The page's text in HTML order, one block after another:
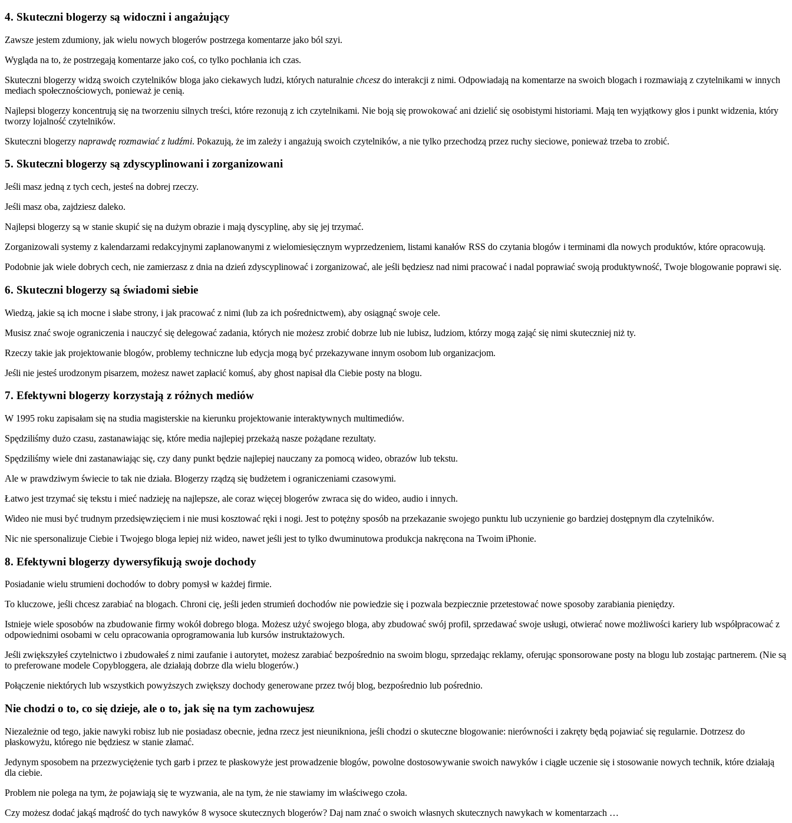
4. Skuteczni blogerzy są widoczni i angażujący
Zawsze jestem zdumiony, jak wielu nowych blogerów postrzega komentarze jako ból szyi.
Wygląda na to, że postrzegają komentarze jako coś, co tylko pochłania ich czas.
Skuteczni blogerzy widzą swoich czytelników bloga jako ciekawych ludzi, których naturalnie chcesz do interakcji z nimi. Odpowiadają na komentarze na swoich blogach i rozmawiają z czytelnikami w innych
mediach społecznościowych, ponieważ je cenią.
Najlepsi blogerzy koncentrują się na tworzeniu silnych treści, które rezonują z ich czytelnikami. Nie boją się prowokować ani dzielić się osobistymi historiami. Mają ten wyjątkowy głos i punkt widzenia, który
tworzy lojalność czytelników.
Skuteczni blogerzy naprawdę rozmawiać z ludźmi. Pokazują, że im zależy i angażują swoich czytelników, a nie tylko przechodzą przez ruchy sieciowe, ponieważ trzeba to zrobić.
5. Skuteczni blogerzy są zdyscyplinowani i zorganizowani
Jeśli masz jedną z tych cech, jesteś na dobrej rzeczy.
Jeśli masz oba, zajdziesz daleko.
Najlepsi blogerzy są w stanie skupić się na dużym obrazie i mają dyscyplinę, aby się jej trzymać.
Zorganizowali systemy z kalendarzami redakcyjnymi zaplanowanymi z wielomiesięcznym wyprzedzeniem, listami kanałów RSS do czytania blogów i terminami dla nowych produktów, które opracowują.
Podobnie jak wiele dobrych cech, nie zamierzasz z dnia na dzień zdyscyplinować i zorganizować, ale jeśli będziesz nad nimi pracować i nadal poprawiać swoją produktywność, Twoje blogowanie poprawi się.
6. Skuteczni blogerzy są świadomi siebie
Wiedzą, jakie są ich mocne i słabe strony, i jak pracować z nimi (lub za ich pośrednictwem), aby osiągnąć swoje cele.
Musisz znać swoje ograniczenia i nauczyć się delegować zadania, których nie możesz zrobić dobrze lub nie lubisz, ludziom, którzy mogą zająć się nimi skuteczniej niż ty.
Rzeczy takie jak projektowanie blogów, problemy techniczne lub edycja mogą być przekazywane innym osobom lub organizacjom.
Jeśli nie jesteś urodzonym pisarzem, możesz nawet zapłacić komuś, aby ghost napisał dla Ciebie posty na blogu.
7. Efektywni blogerzy korzystają z różnych mediów
W 1995 roku zapisałam się na studia magisterskie na kierunku projektowanie interaktywnych multimediów.
Spędziliśmy dużo czasu, zastanawiając się, które media najlepiej przekażą nasze pożądane rezultaty.
Spędziliśmy wiele dni zastanawiając się, czy dany punkt będzie najlepiej nauczany za pomocą wideo, obrazów lub tekstu.
Ale w prawdziwym świecie to tak nie działa. Blogerzy rządzą się budżetem i ograniczeniami czasowymi.
Łatwo jest trzymać się tekstu i mieć nadzieję na najlepsze, ale coraz więcej blogerów zwraca się do wideo, audio i innych.
Wideo nie musi być trudnym przedsięwzięciem i nie musi kosztować ręki i nogi. Jest to potężny sposób na przekazanie swojego punktu lub uczynienie go bardziej dostępnym dla czytelników.
Nic nie spersonalizuje Ciebie i Twojego bloga lepiej niż wideo, nawet jeśli jest to tylko dwuminutowa produkcja nakręcona na Twoim iPhonie.
8. Efektywni blogerzy dywersyfikują swoje dochody
Posiadanie wielu strumieni dochodów to dobry pomysł w każdej firmie.
To kluczowe, jeśli chcesz zarabiać na blogach. Chroni cię, jeśli jeden strumień dochodów nie powiedzie się i pozwala bezpiecznie przetestować nowe sposoby zarabiania pieniędzy.
Istnieje wiele sposobów na zbudowanie firmy wokół dobrego bloga. Możesz użyć swojego bloga, aby zbudować swój profil, sprzedawać swoje usługi, otwierać nowe możliwości kariery lub współpracować z
odpowiednimi osobami w celu opracowania oprogramowania lub kursów instruktażowych.
Jeśli zwiększyłeś czytelnictwo i zbudowałeś z nimi zaufanie i autorytet, możesz zarabiać bezpośrednio na swoim blogu, sprzedając reklamy, oferując sponsorowane posty na blogu lub zostając partnerem. (Nie są
to preferowane modele Copybloggera, ale działają dobrze dla wielu blogerów.)
Połączenie niektórych lub wszystkich powyższych zwiększy dochody generowane przez twój blog, bezpośrednio lub pośrednio.
Nie chodzi o to, co się dzieje, ale o to, jak się na tym zachowujesz
Niezależnie od tego, jakie nawyki robisz lub nie posiadasz obecnie, jedna rzecz jest nieunikniona, jeśli chodzi o skuteczne blogowanie: nierówności i zakręty będą pojawiać się regularnie. Dotrzesz do
płaskowyżu, którego nie będziesz w stanie złamać.
Jedynym sposobem na przezwyciężenie tych garb i przez te płaskowyże jest prowadzenie blogów, powolne dostosowywanie swoich nawyków i ciągłe uczenie się i stosowanie nowych technik, które działają
dla ciebie.
Problem nie polega na tym, że pojawiają się te wyzwania, ale na tym, że nie stawiamy im właściwego czoła.
Czy możesz dodać jakąś mądrość do tych nawyków 8 wysoce skutecznych blogerów? Daj nam znać o swoich własnych skutecznych nawykach w komentarzach …